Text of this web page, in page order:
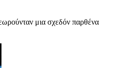
μια σχεδόν παρθένα